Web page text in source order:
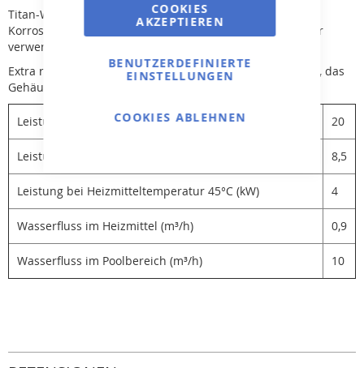
COOKIES
AKZEPTIEREN
BENUTZERDEFINIERTE
EINSTELLUNGEN
COOKIES ABLEHNEN
Titan-Wärmetauscher sind widerstandsfähiger gegen
Korrosion. Heat Line kann daher auch für salziges Wasser
verwendet werden.
Extra robustes Gehäuse -- Heizrohr ist aus Titan gefertigt, das
Gehäuse aus langlebigem Noryl-Polyamid.
Leistung bei Heizmitteltemperatur 90°C (kW) 20
Leistung bei Heizmitteltemperatur 60°C (kW) 8,5
Leistung bei Heizmitteltemperatur 45°C (kW) 4
Wasserfluss im Heizmittel (m³/h) 0,9
Wasserfluss im Poolbereich (m³/h) 10